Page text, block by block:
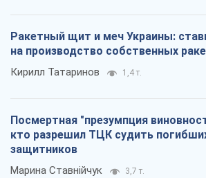
Ракетный щит и меч Украины:
на производство собственных
Кирилл Татаринов 1,4 т.
Посмертная "презумпция
кто разрешил ТЦК судить
защитников
Марина Ставнійчук 3,7 т.